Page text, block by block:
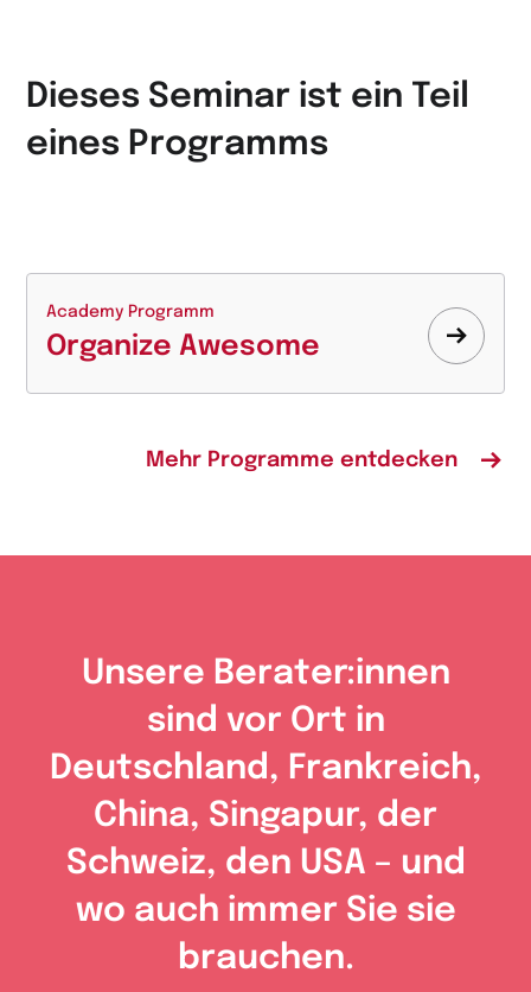
Dieses Seminar ist ein Teil
eines Programms
Academy Programm
Organize Awesome
Mehr
Mehr Programme entdecken
Unsere Berater:innen
sind vor Ort in
Deutschland, Frankreich,
China, Singapur, der
Schweiz, den USA – und
wo auch immer Sie sie
brauchen.